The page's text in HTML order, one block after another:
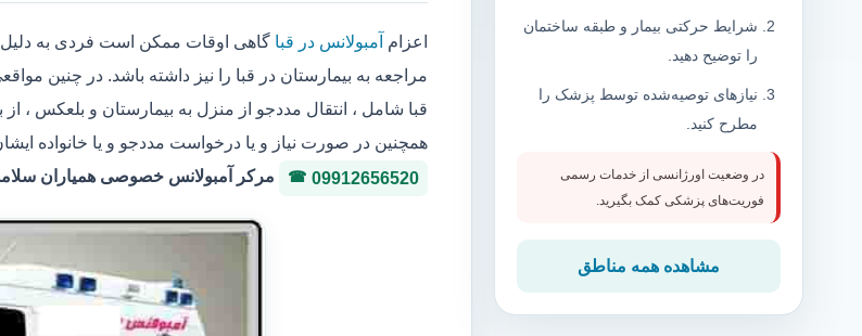
اعزام آمبولانس در قبا گاهی اوقات ممکن است فردی به
مراجعه به بیمارستان در قبا را نیز داشته باشد. در چنین
قبا شامل ، انتقال مددجو از منزل به بیمارستان و بلعکس ،
همچنین در صورت نیاز و یا درخواست مددجو و یا خانواده
09912656520
مرکر آمبولانس خصوصی همیاران سلامت ایثار 36146400 شماره
شرایط حرکتی بیمار و طبقه ساختمان
را توضیح دهید.
نیازهای توصیه‌شده توسط پزشک را
مطرح کنید.
در وضعیت اورژانسی از خدمات رسمی
فوریت‌های پزشکی کمک بگیرید.
مشاهده همه مناطق